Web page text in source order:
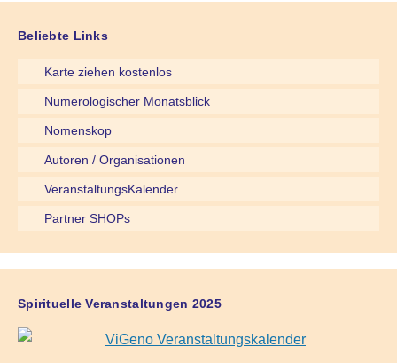
Beliebte Links
Karte ziehen kostenlos
Numerologischer Monatsblick
Nomenskop
Autoren / Organisationen
VeranstaltungsKalender
Partner SHOPs
Spirituelle Veranstaltungen 2025